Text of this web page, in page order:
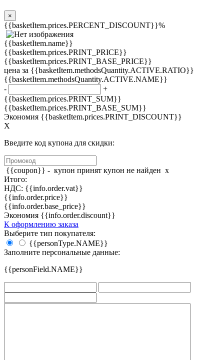
×
{{basketItem.prices.PERCENT_DISCOUNT}}%
{{basketItem.name}}
{{basketItem.prices.PRINT_PRICE}}
{{basketItem.prices.PRINT_BASE_PRICE}}
цена за {{basketItem.methodsQuantity.ACTIVE.RATIO}}
{{basketItem.methodsQuantity.ACTIVE.NAME}}
-
+
{{basketItem.prices.PRINT_SUM}}
{{basketItem.prices.PRINT_BASE_SUM}}
Экономия {{basketItem.prices.PRINT_DISCOUNT}}
X
Введите код купона для скидки:
{{coupon}} - купон принят купон не найден x
Итого:
НДС: {{info.order.vat}}
{{info.order.price}}
{{info.order.base_price}}
Экономия {{info.order.discount}}
К оформлению заказа
Выберите тип покупателя:
{{personType.NAME}}
Заполните персональные данные:
{{personField.NAME}}